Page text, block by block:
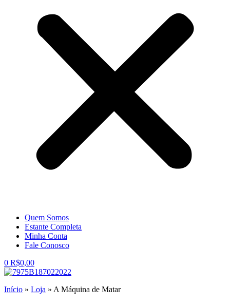
Quem Somos
Estante Completa
Minha Conta
Fale Conosco
0 R$0,00
Início » Loja » A Máquina de Matar